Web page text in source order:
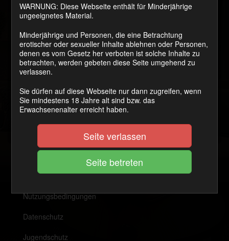
28. Februar 2017
Zweimal abgespritzt
Nutzungsbedingungen
Datenschutz
Jugendschutz
WARNUNG: Diese Webseite enthält für Minderjährige
ungeeignetes Material.
Minderjährige und Personen, die eine Betrachtung
erotischer oder sexueller Inhalte ablehnen oder Personen,
denen es vom Gesetz her verboten ist solche Inhalte zu
betrachten, werden gebeten diese Seite umgehend zu
verlassen.
Sie dürfen auf diese Webseite nur dann zugreifen, wenn
Sie mindestens 18 Jahre alt sind bzw. das
Erwachsenenalter erreicht haben.
Seite verlassen